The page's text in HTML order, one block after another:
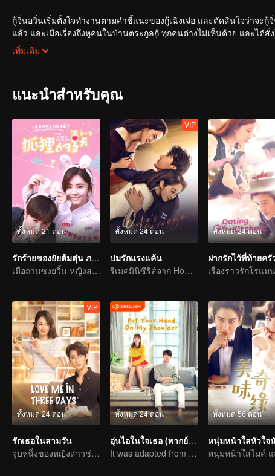
กู้จิ่นอวิ่นเริ่มตั้งใจทำงานตามคำชี้แนะของกู้เฉิงเจ๋อ และตัดสินใจว่าจะ
แล้ว และเมื่อเรื่องถึงหูคนในบ้านตระกูลกู้ ทุกคนต่างไม่เห็นด้วย และได้
กีดกันความรักครั้งนี้ จะทำให้กู้เฉิงเจ๋อ กับ หลี่เยี่ยนซูมาปิ๊งกันเองซะได้...
เพิ่มเติม
แนะนำสำหรับคุณ
ทั้งหมด 21 ตอน
รักร้ายของยัยต้มตุ๋น ภาค1
เมื่อถานซงยวิ้น หญิงสาวสุดแสบจงใจให้ เจียงเฉา เจ้าของบริษัท Coolest ขับรถชนเธอ
ทั้งหมด 24 ตอน
VIP
ปมรักแรงแค้น
รีเมคมินิซีรีส์จาก Home Temptation
ทั้งหมด 24 ตอน
ฝากรักไว้ที่ท้ายครั
ทั้งหมด 24 ตอน
VIP
รักเธอในสามวัน
จูบหนึ่งของหญิงสาวช่วยชีวิตท่านประธานผู้เปลี่ยนร้อยร่าง
ทั้งหมด 24 ตอน
อุ่นไอในใจเธอ (พากย์อังกฤษ)
It was adapted from the same series of novels as "A Love so Beautiful"
ทั้งหมด 56 ตอน
หนุ่มหน้าใสหัวใจ